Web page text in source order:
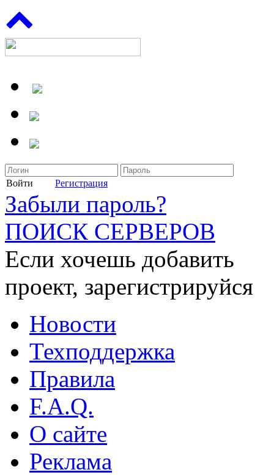
Войти Регистрация
Забыли пароль?
ПОИСК СЕРВЕРОВ
Если хочешь добавить
проект, зарегистрируйся
Новости
Техподдержка
Правила
F.A.Q.
О сайте
Реклама